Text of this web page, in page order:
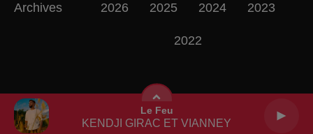
Le Feu
KENDJI GIRAC ET VIANNEY
Archives 2026 2025 2024 2023
2022